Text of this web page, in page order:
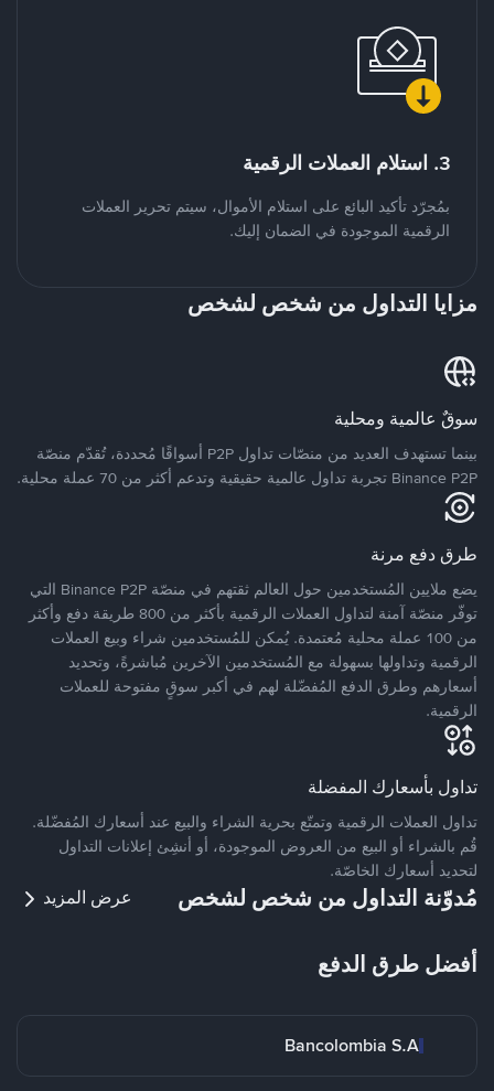
3. استلام العملات الرقمية
بمُجرّد تأكيد البائع على استلام الأموال، سيتم تحرير العملات
الرقمية الموجودة في الضمان إليك.
مزايا التداول من شخص لشخص
سوقٌ عالمية ومحلية
بينما تستهدف العديد من منصّات تداول P2P أسواقًا مُحددة، تُقدّم منصّة
Binance P2P تجربة تداول عالمية حقيقية وتدعم أكثر من 70 عملة محلية.
طرق دفع مرنة
يضع ملايين المُستخدمين حول العالم ثقتهم في منصّة Binance P2P التي
توفّر منصّة آمنة لتداول العملات الرقمية بأكثر من 800 طريقة دفع وأكثر
من 100 عملة محلية مُعتمدة. يُمكن للمُستخدمين شراء وبيع العملات
الرقمية وتداولها بسهولة مع المُستخدمين الآخرين مُباشرةً، وتحديد
أسعارهم وطرق الدفع المُفضّلة لهم في أكبر سوقٍ مفتوحة للعملات
الرقمية.
تداول بأسعارك المفضلة
تداول العملات الرقمية وتمتّع بحرية الشراء والبيع عند أسعارك المُفضّلة.
قُم بالشراء أو البيع من العروض الموجودة، أو أنشِئ إعلانات التداول
لتحديد أسعارك الخاصّة.
مُدوّنة التداول من شخص لشخص عرض المزيد
أفضل طرق الدفع
Bancolombia S.A